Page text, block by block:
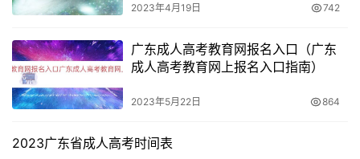
2023年4月19日 742
广东成人高考教育网报名入口（广东
成人高考教育网上报名入口指南）
2023年5月22日 864
2023广东省成人高考时间表